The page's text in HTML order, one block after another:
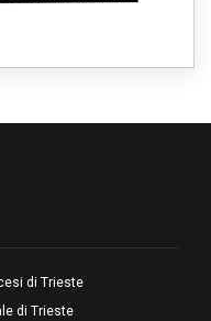
di Trieste
di Trieste